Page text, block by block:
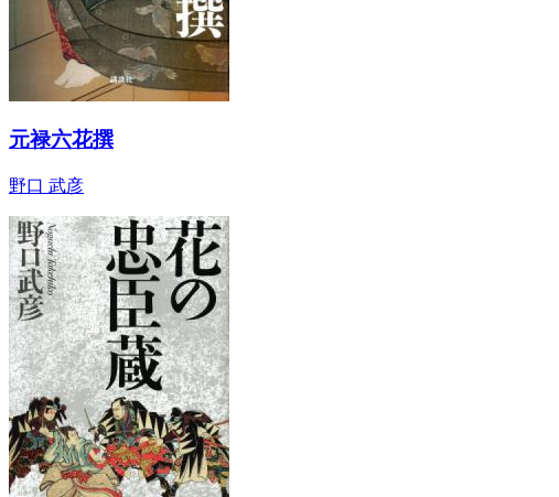
元禄六花撰
野口 武彦